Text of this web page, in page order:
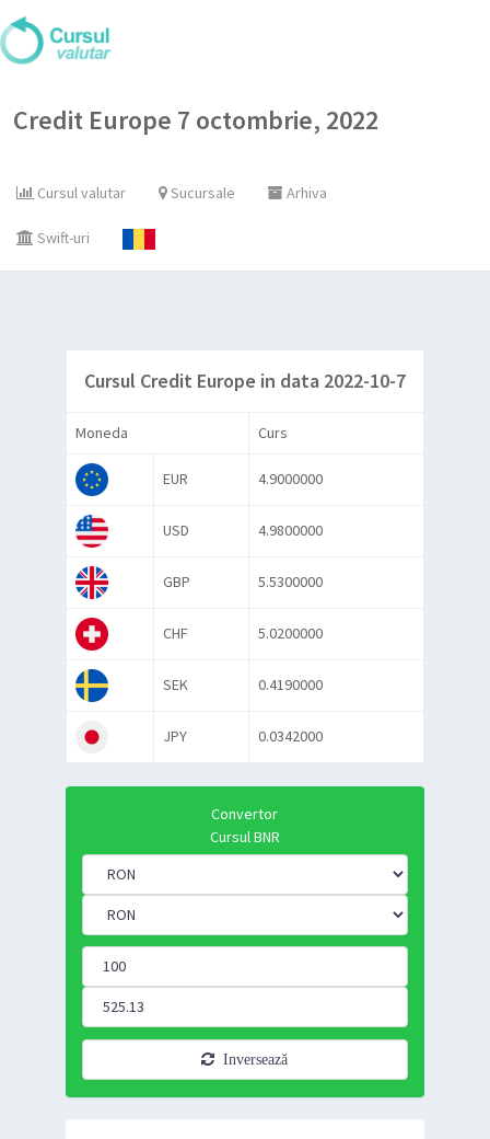
Credit Europe 7 octombrie, 2022
Cursul valutar Sucursale Arhiva
Swift-uri
Cursul Credit Europe in data 2022-10-7
Moneda Curs
EUR 4.9000000
USD 4.9800000
GBP 5.5300000
CHF 5.0200000
SEK 0.4190000
JPY 0.0342000
Convertor
Cursul BNR
Inversează